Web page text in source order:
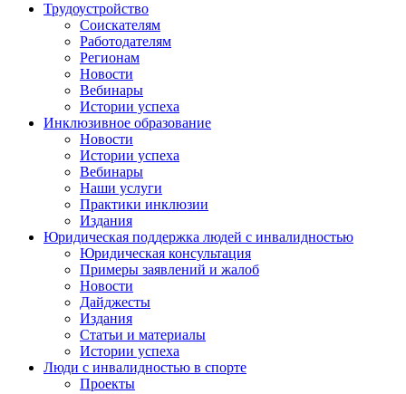
Трудоустройство
Соискателям
Работодателям
Регионам
Новости
Вебинары
Истории успеха
Инклюзивное образование
Новости
Истории успеха
Вебинары
Наши услуги
Практики инклюзии
Издания
Юридическая поддержка людей с инвалидностью
Юридическая консультация
Примеры заявлений и жалоб
Новости
Дайджесты
Издания
Статьи и материалы
Истории успеха
Люди с инвалидностью в спорте
Проекты